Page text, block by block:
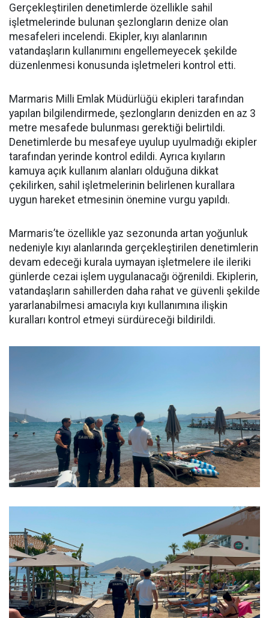
Gerçekleştirilen denetimlerde özellikle sahil
işletmelerinde bulunan şezlongların denize olan
mesafeleri incelendi. Ekipler, kıyı alanlarının
vatandaşların kullanımını engellemeyecek şekilde
düzenlenmesi konusunda işletmeleri kontrol etti.
Marmaris Milli Emlak Müdürlüğü ekipleri tarafından
yapılan bilgilendirmede, şezlongların denizden en az 3
metre mesafede bulunması gerektiği belirtildi.
Denetimlerde bu mesafeye uyulup uyulmadığı ekipler
tarafından yerinde kontrol edildi. Ayrıca kıyıların
kamuya açık kullanım alanları olduğuna dikkat
çekilirken, sahil işletmelerinin belirlenen kurallara
uygun hareket etmesinin önemine vurgu yapıldı.
Marmaris’te özellikle yaz sezonunda artan yoğunluk
nedeniyle kıyı alanlarında gerçekleştirilen denetimlerin
devam edeceği kurala uymayan işletmelere ile ileriki
günlerde cezai işlem uygulanacağı öğrenildi. Ekiplerin,
vatandaşların sahillerden daha rahat ve güvenli şekilde
yararlanabilmesi amacıyla kıyı kullanımına ilişkin
kuralları kontrol etmeyi sürdüreceği bildirildi.